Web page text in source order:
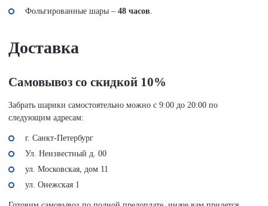
Фольгированные шары – 48 часов
Доставка
Самовывоз со скидкой 10%
Забрать шарики самостоятельно можно с 9:00 до 20:00 по
следующим адресам:
г. Санкт-Петербург
Ул. Неизвестный д. 00
ул. Московская, дом 11
ул. Онежская 1